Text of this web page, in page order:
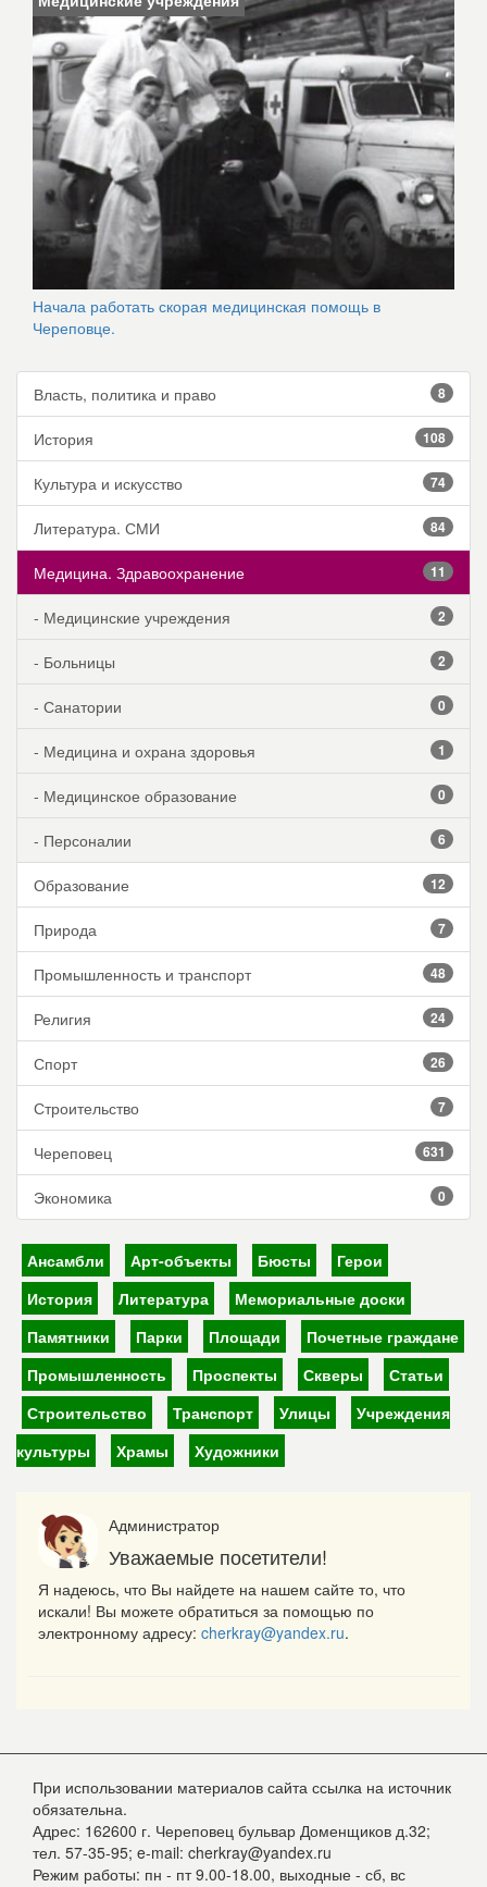
Начала работать скорая медицинская помощь в
Череповце.
Власть, политика и право 8
История 108
Культура и искусство 74
Литература. СМИ 84
Медицина. Здравоохранение 11
- Медицинские учреждения 2
- Больницы 2
- Санатории 0
- Медицина и охрана здоровья 1
- Медицинское образование 0
- Персоналии 6
Образование 12
Природа 7
Промышленность и транспорт 48
Религия 24
Спорт 26
Строительство 7
Череповец 631
Экономика 0
Ансамбли Арт-объекты Бюсты
Герои
История
Литература
Мемориальные доски
Памятники
Парки Площади
Почетные граждане
Промышленность
Проспекты Скверы
Статьи
Строительство
Транспорт Улицы
Учреждения
культуры
Храмы Художники
Администратор
Уважаемые посетители!
Я надеюсь, что Вы найдете на нашем сайте то, что
искали! Вы можете обратиться за помощью по
электронному адресу: cherkray@yandex.ru.
При использовании материалов сайта ссылка на источник
обязательна.
Адрес: 162600 г. Череповец бульвар Доменщиков д.32;
тел. 57-35-95; e-mail: cherkray@yandex.ru
Режим работы: пн - пт 9.00-18.00, выходные - сб, вс